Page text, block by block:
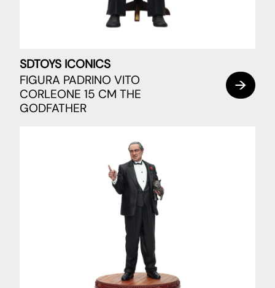
SDTOYS ICONICS
FIGURA PADRINO VITO
CORLEONE 15 CM THE
GODFATHER